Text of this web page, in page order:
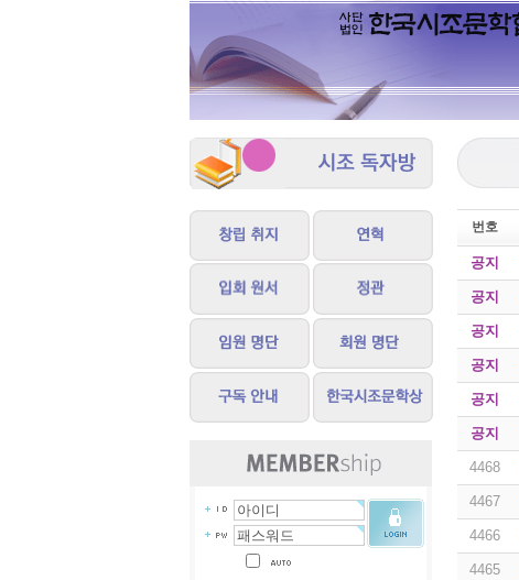
번호
공지
공지
공지
공지
공지
공지
4468
4467
4466
4465